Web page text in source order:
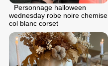
Personnage halloween
wednesday robe noire chemise
col blanc corset